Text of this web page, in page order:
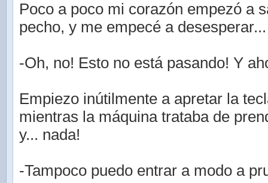
Poco a poco mi corazón empezó a
pecho, y me empecé a desesperar...
-Oh, no! Esto no está pasando! Y
Empiezo inútilmente a apretar la
mientras la máquina trataba de
y... nada!
-Tampoco puedo entrar a modo a